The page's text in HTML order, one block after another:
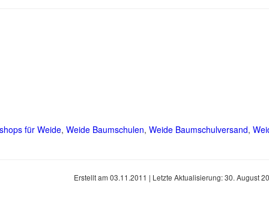
für Weide, Weide Baumschulen, Weide Baumschulversand,
Erstellt am 03.11.2011 | Letzte Aktualisierung:30. August